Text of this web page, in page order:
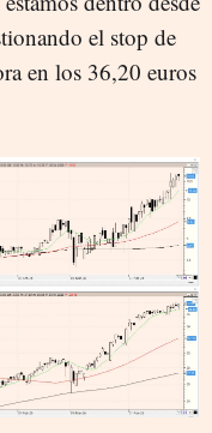
el stop de
en los 36,20 euros